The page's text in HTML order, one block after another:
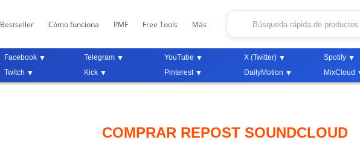
Bestseller Cómo funciona PMF Free Tools Más
Facebook Telegram YouTube X (Twitter) Spotify
Twitch Kick Pinterest DailyMotion MixCloud
COMPRAR REPOST SOUNDCLOUD